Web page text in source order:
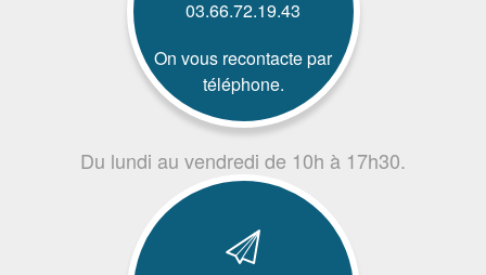
03.66.72.19.43
On vous recontacte par
téléphone.
Du lundi au vendredi de 10h à 17h30.